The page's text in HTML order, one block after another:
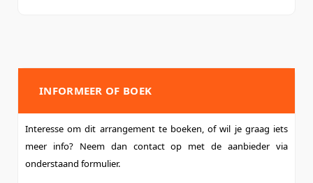
INFORMEER OF BOEK
Interesse om dit arrangement te boeken, of wil je graag iets
meer info? Neem dan contact op met de aanbieder via
onderstaand formulier.